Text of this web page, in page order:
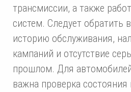
трансмиссии, а также
систем. Следует обратить
историю обслуживания,
кампаний и отсутствие
прошлом. Для
важна проверка состояния